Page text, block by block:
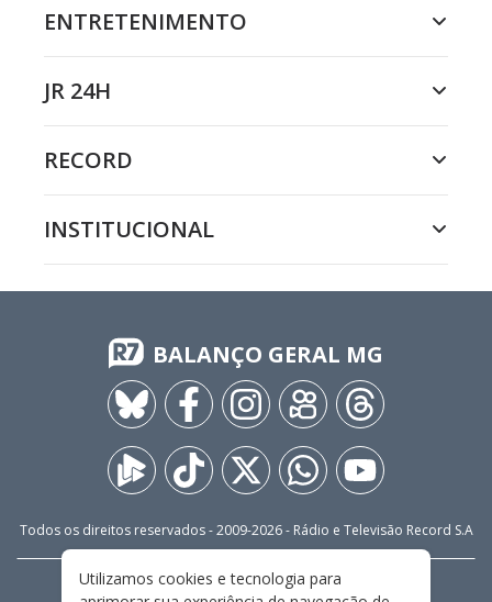
ENTRETENIMENTO
JR 24H
RECORD
INSTITUCIONAL
BALANÇO GERAL MG
Todos os direitos reservados - 2009-2026- Rádio e Televisão Record S.A
FALE CONOSCO PRIVACIDADE
Utilizamos cookies e tecnologia para